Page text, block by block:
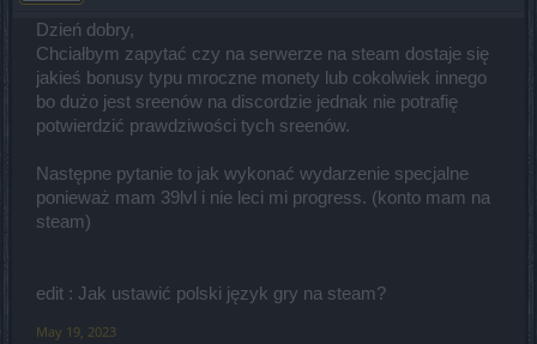
Dzień dobry,
Chciałbym zapytać czy na serwerze na steam dostaje się
jakieś bonusy typu mroczne monety lub cokolwiek innego
bo dużo jest sreenów na discordzie jednak nie potrafię
potwierdzić prawdziwości tych sreenów.
Następne pytanie to jak wykonać wydarzenie specjalne
ponieważ mam 39lvl i nie leci mi progress. (konto mam na
steam)
edit : Jak ustawić polski język gry na steam?
May 19, 2023